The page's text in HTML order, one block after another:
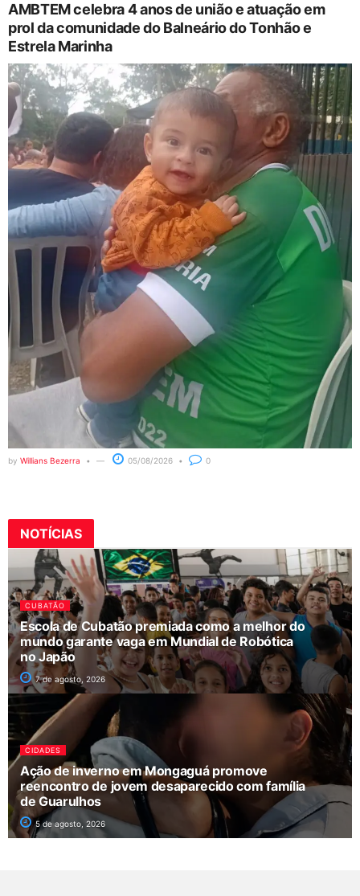
AMBTEM celebra 4 anos de união e atuação em
prol da comunidade do Balneário do Tonhão e
Estrela Marinha
by Willians Bezerra 05/08/2026 0
NOTÍCIAS
CUBATÃO
Escola de Cubatão premiada como a melhor do
mundo garante vaga em Mundial de Robótica
no Japão
7 de agosto, 2026
CIDADES
Ação de inverno em Mongaguá promove
reencontro de jovem desaparecido com família
de Guarulhos
5 de agosto, 2026